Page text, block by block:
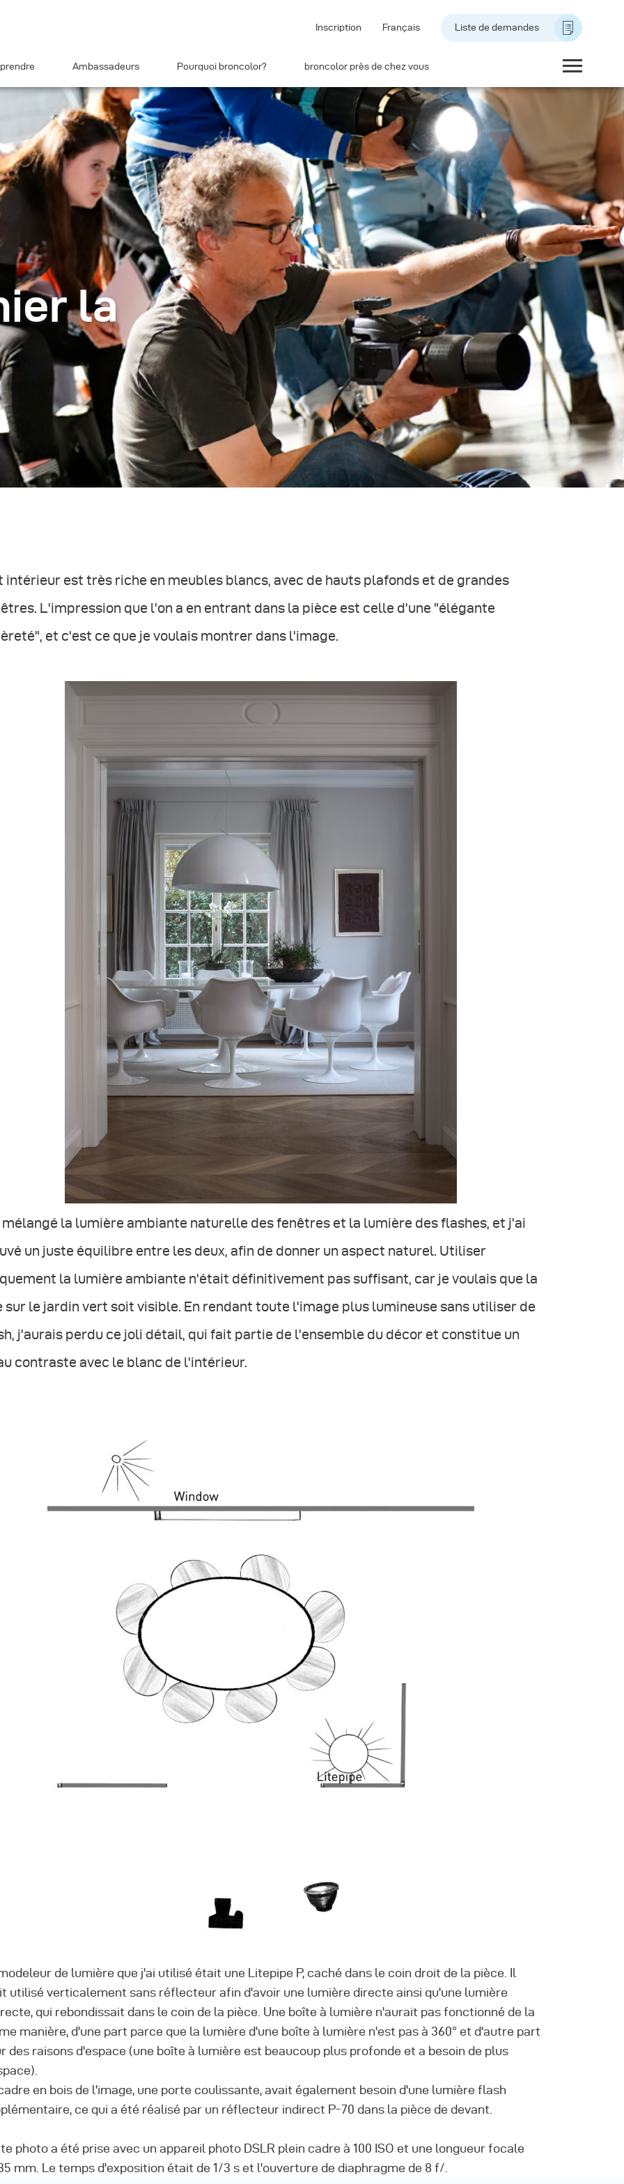
Inscription Français Liste de demandes
Ambassadeurs Pourquoi broncolor? broncolor près de chez vous
la
intérieur est très riche en meubles blancs, avec de hauts plafonds et de grandes
L'impression que l'on a en entrant dans la pièce est celle d'une "élégante
et c'est ce que je voulais montrer dans l'image.
mélangé la lumière ambiante naturelle des fenêtres et la lumière des flashes, et j'ai
un juste équilibre entre les deux, afin de donner un aspect naturel. Utiliser
la lumière ambiante n'était définitivement pas suffisant, car je voulais que la
sur le jardin vert soit visible. En rendant toute l'image plus lumineuse sans utiliser de
j'aurais perdu ce joli détail, qui fait partie de l'ensemble du décor et constitue un
contraste avec le blanc de l'intérieur.
de lumière que j'ai utilisé était une Litepipe P, caché dans le coin droit de la pièce. Il
utilisé verticalement sans réflecteur afin d'avoir une lumière directe ainsi qu'une lumière
qui rebondissait dans le coin de la pièce. Une boîte à lumière n'aurait pas fonctionné de la
manière, d'une part parce que la lumière d'une boîte à lumière n'est pas à 360° et d'autre part
des raisons d'espace (une boîte à lumière est beaucoup plus profonde et a besoin de plus
en bois de l'image, une porte coulissante, avait également besoin d'une lumière flash
ce qui a été réalisé par un réflecteur indirect P-70 dans la pièce de devant.
photo a été prise avec un appareil photo DSLR plein cadre à 100 ISO et une longueur focale
mm. Le temps d'exposition était de 1/3 s et l'ouverture de diaphragme de 8 f/.